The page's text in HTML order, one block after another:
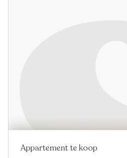
Nieuw Virtual tour
Appartement te koop